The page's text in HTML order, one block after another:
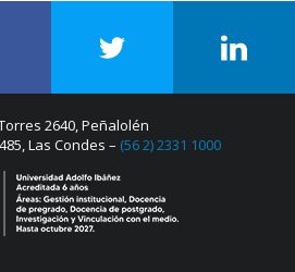
2640, Peñalolén
Las Condes – (56 2) 2331 1000